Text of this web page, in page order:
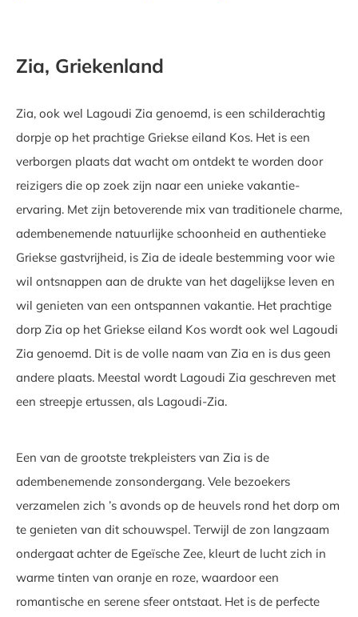
Zia, Griekenland
Zia, ook wel Lagoudi Zia genoemd, is een schilderachtig
dorpje op het prachtige Griekse eiland Kos. Het is een
verborgen plaats dat wacht om ontdekt te worden door
reizigers die op zoek zijn naar een unieke vakantie-
ervaring. Met zijn betoverende mix van traditionele charme,
adembenemende natuurlijke schoonheid en authentieke
Griekse gastvrijheid, is Zia de ideale bestemming voor wie
wil ontsnappen aan de drukte van het dagelijkse leven en
wil genieten van een ontspannen vakantie. Het prachtige
dorp Zia op het Griekse eiland Kos wordt ook wel Lagoudi
Zia genoemd. Dit is de volle naam van Zia en is dus geen
andere plaats. Meestal wordt Lagoudi Zia geschreven met
een streepje ertussen, als Lagoudi-Zia.
Een van de grootste trekpleisters van Zia is de
adembenemende zonsondergang. Vele bezoekers
verzamelen zich ’s avonds op de heuvels rond het dorp om
te genieten van dit schouwspel. Terwijl de zon langzaam
ondergaat achter de Egeïsche Zee, kleurt de lucht zich in
warme tinten van oranje en roze, waardoor een
romantische en serene sfeer ontstaat. Het is de perfecte